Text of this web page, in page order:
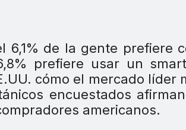
6,1% de la gente prefiere
prefiere usar un
cómo el mercado líder
encuestados
americanos.